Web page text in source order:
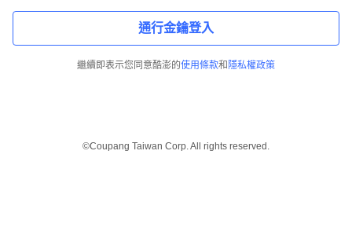
通行金鑰登入
繼續即表示您同意酷澎的使用條款和 隱私權政策
©Coupang Taiwan Corp. All rights reserved.